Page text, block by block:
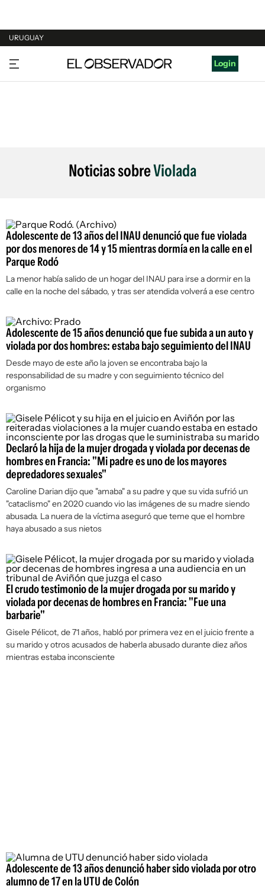
URUGUAY
URUGUAY
ARGENTINA
Login
Noticias sobreViolada
Adolescente de 13 años del INAU denunció que fue violada
por dos menores de 14 y 15 mientras dormía en la calle en el
Parque Rodó
La menor había salido de un hogar del INAU para irse a dormir en la
calle en la noche del sábado, y tras ser atendida volverá a ese centro
Adolescente de 15 años denunció que fue subida a un auto y
violada por dos hombres: estaba bajo seguimiento del INAU
Desde mayo de este año la joven se encontraba bajo la
responsabilidad de su madre y con seguimiento técnico del
organismo
Declaró la hija de la mujer drogada y violada por decenas de
hombres en Francia: "Mi padre es uno de los mayores
depredadores sexuales"
Caroline Darian dijo que "amaba" a su padre y que su vida sufrió un
"cataclismo" en 2020 cuando vio las imágenes de su madre siendo
abusada. La nuera de la víctima aseguró que teme que el hombre
haya abusado a sus nietos
El crudo testimonio de la mujer drogada por su marido y
violada por decenas de hombres en Francia: "Fue una
barbarie"
Gisele Pélicot, de 71 años, habló por primera vez en el juicio frente a
su marido y otros acusados de haberla abusado durante diez años
mientras estaba inconsciente
Adolescente de 13 años denunció haber sido violada por otro
alumno de 17 en la UTU de Colón